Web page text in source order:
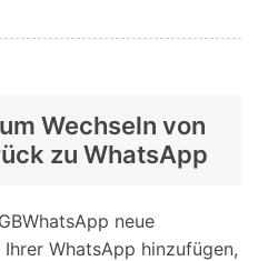
Wechseln von
zu WhatsApp
neue
WhatsApp hinzufügen,